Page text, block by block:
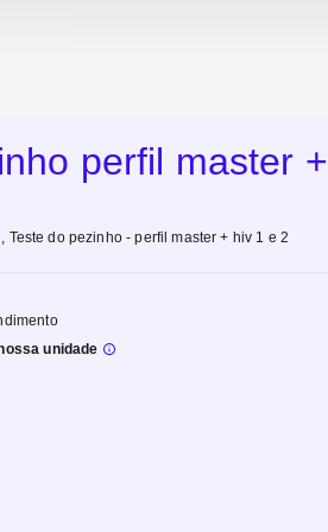
perfil master +
Teste do pezinho - perfil master + hiv 1 e 2
unidade